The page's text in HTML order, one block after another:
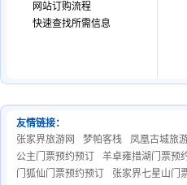
网站订购流程
快速查找所需信息
友情链接：
张家界旅游网
梦帕客栈 凤凰古城旅
公主门票预约预订
羊卓雍措湖门票预
门狐仙门票预约预订
张家界七星山门